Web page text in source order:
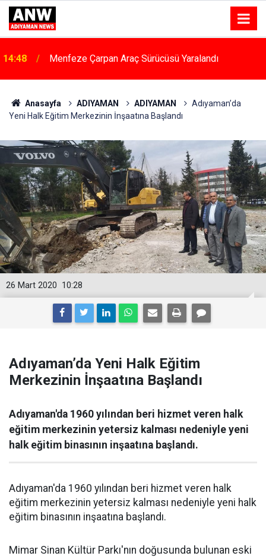
14:48 Menfeze Çarpan Araç Sürücüsü Yaralandı
Anasayfa ADIYAMAN ADIYAMAN
Adıyaman’da
Yeni Halk Eğitim Merkezinin İnşaatına Başlandı
10:28
26 Mart 2020
Adıyaman’da Yeni Halk Eğitim
Merkezinin İnşaatına Başlandı
Adıyaman'da 1960 yılından beri hizmet veren halk
eğitim merkezinin yetersiz kalması nedeniyle yeni
halk eğitim binasının inşaatına başlandı.
Adıyaman'da 1960 yılından beri hizmet veren halk
eğitim merkezinin yetersiz kalması nedeniyle yeni halk
eğitim binasının inşaatına başlandı.
Mimar Sinan Kültür Parkı'nın doğusunda bulunan eski